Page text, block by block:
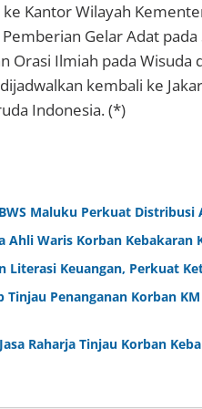
Kantor Wilayah
Gelar Adat
Orasi Ilmiah pada Wisuda
kembali ke
Indonesia. (*)
Maluku Perkuat Distribusi
Ahli Waris Korban Kebakaran
Literasi Keuangan, Perkuat
Penanganan Korban
Raharja Tinjau Korban